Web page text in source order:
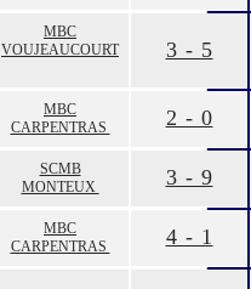
MBC
VOUJEAUCOURT
3 - 5
MBC
CARPENTRAS
2 - 0
SCMB
MONTEUX
3 - 9
MBC
CARPENTRAS
4 - 1